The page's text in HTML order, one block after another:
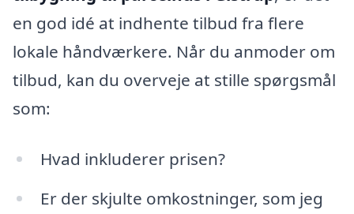
en god idé at indhente tilbud fra flere
lokale håndværkere. Når du anmoder om
tilbud, kan du overveje at stille spørgsmål
som:
Hvad inkluderer prisen?
Er der skjulte omkostninger, som jeg